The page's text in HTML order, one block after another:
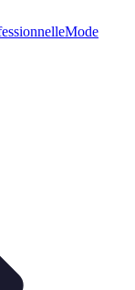
Mode